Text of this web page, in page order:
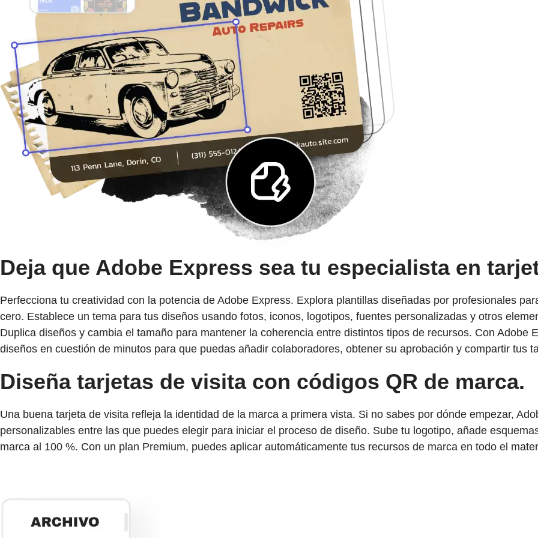
Deja que Adobe Express sea tu especialista en
Perfecciona tu creatividad con la potencia de Adobe Express. Explora plantillas diseñadas por profesionales
cero. Establece un tema para tus diseños usando fotos, iconos, logotipos, fuentes personalizadas y otros
Duplica diseños y cambia el tamaño para mantener la coherencia entre distintos tipos de recursos. Con Adobe
diseños en cuestión de minutos para que puedas añadir colaboradores, obtener su aprobación y compartir tus
Diseña tarjetas de visita con códigos QR de marca.
Una buena tarjeta de visita refleja la identidad de la marca a primera vista. Si no sabes por dónde empezar,
personalizables entre las que puedes elegir para iniciar el proceso de diseño. Sube tu logotipo, añade
marca al 100 %. Con un plan Premium, puedes aplicar automáticamente tus recursos de marca en todo el